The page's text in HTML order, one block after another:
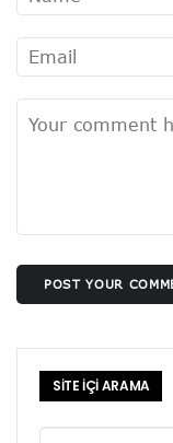
POST YOUR
SİTE İÇİ ARAMA